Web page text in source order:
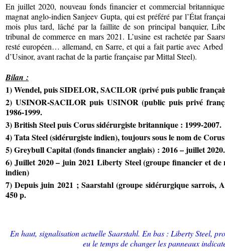
En juillet 2020, nouveau fonds financier et commercial
magnat anglo-indien Sanjeev Gupta, qui est préféré par l’État
mois plus tard, lâché par la faillite de son principal banquier,
tribunal de commerce en mars 2021. L’usine est rachetée par
resté européen… allemand, en Sarre, et qui a fait partie avec Arbed
d’Usinor, avant rachat de la partie française par Mittal Steel).
Bilan :
1) Wendel, puis SIDELOR, SACILOR (privé puis public
2) USINOR-SACILOR puis USINOR (public puis privé
1986-1999.
3) British Steel puis Corus sidérurgiste britannique : 1999-2007.
4)Tata Steel (sidérurgiste indien), toujours sous le nom de
5)Greybull Capital (fonds financier anglais) : 2016 – juillet 2020.
6) Juillet 2020 – juin 2021 Liberty Steel (groupe financier et de
indien)
7)Depuis juin 2021 ; Saarstahl (groupe sidérurgique sarrois,
450 p.
En haut, signalisation actuelle Saarstahl. En bas : Liberty Steel,
eu le temps de changer les panneaux